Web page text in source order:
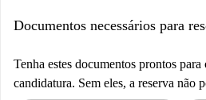
Documentos necessários para
Tenha estes documentos prontos
candidatura. Sem eles, a reserva não